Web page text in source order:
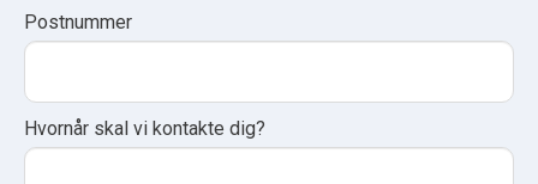
Postnummer
Hvornår skal vi kontakte dig?
,
l
a
v